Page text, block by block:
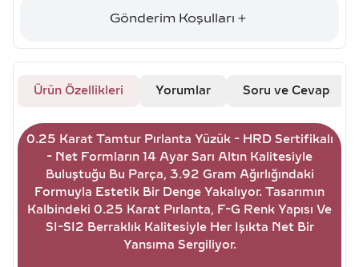
Gönderim Koşulları
Ürün Özellikleri Yorumlar Soru ve Cevap
0.25 Karat Tamtur Pırlanta Yüzük - HRD Sertifikalı
- Net Formların 14 Ayar Sarı Altın Kalitesiyle
Buluştuğu Bu Parça, 3.92 Gram Ağırlığındaki
Formuyla Estetik Bir Denge Yakalıyor. Tasarımın
Kalbindeki 0.25 Karat Pırlanta, F-G Renk Yapısı Ve
SI-SI2 Berraklık Kalitesiyle Her Işıkta Net Bir
Yansıma Sergiliyor.